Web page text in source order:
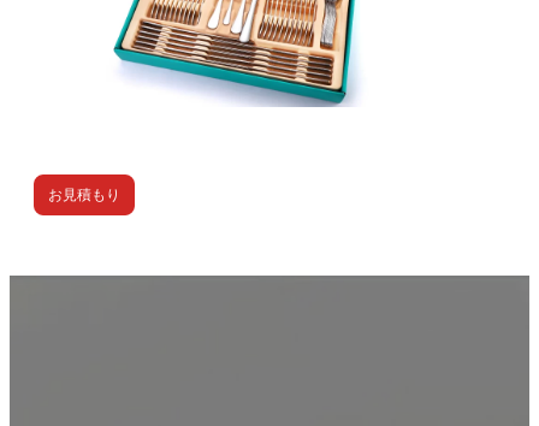
お見積もり